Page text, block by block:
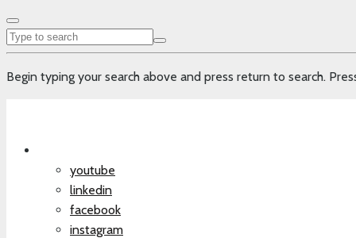
Begin typing your search above and press return to search.
youtube
linkedin
facebook
instagram